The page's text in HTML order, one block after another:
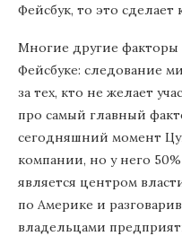
Фейсбук, то это сделает
Многие другие факторы
Фейсбуке: следование
за тех, кто не желает
про самый главный
сегодняшний момент
компании, но у него
является центром
по Америке и
владельцами